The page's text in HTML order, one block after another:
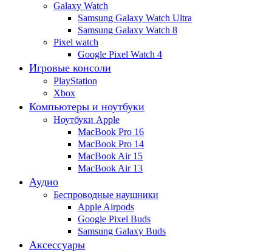
Galaxy Watch
Samsung Galaxy Watch Ultra
Samsung Galaxy Watch 8
Pixel watch
Google Pixel Watch 4
Игровые консоли
PlayStation
Xbox
Компьютеры и ноутбуки
Ноутбуки Apple
MacBook Pro 16
MacBook Pro 14
MacBook Air 15
MacBook Air 13
Аудио
Беспроводные наушники
Apple Airpods
Google Pixel Buds
Samsung Galaxy Buds
Аксессуары